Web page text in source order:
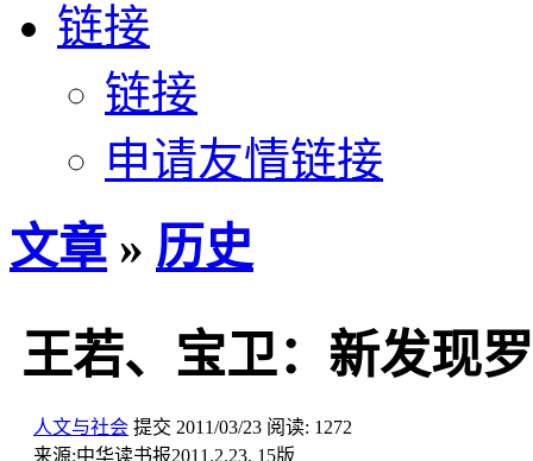
链接
链接
申请友情链接
文章 » 历史
王若、宝卫：新发现
人文与社会 提交 2011/03/23 阅读: 1272
来源:中华读书报2011.2.23, 15版